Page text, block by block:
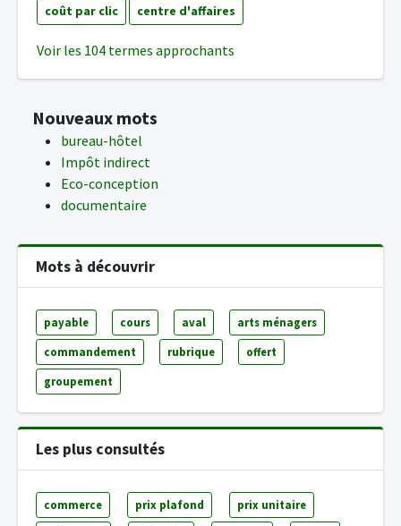
coût par clic centre d'affaires
Voir les 104 termes approchants
Nouveaux mots
bureau-hôtel
Impôt indirect
Eco-conception
documentaire
Mots à découvrir
payable cours aval arts ménagers
commandement rubrique offert
groupement
Les plus consultés
commerce prix plafond prix unitaire